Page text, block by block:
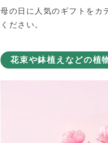
母の日に人気のギフトをカ
ください。
花束や鉢植えなどの植